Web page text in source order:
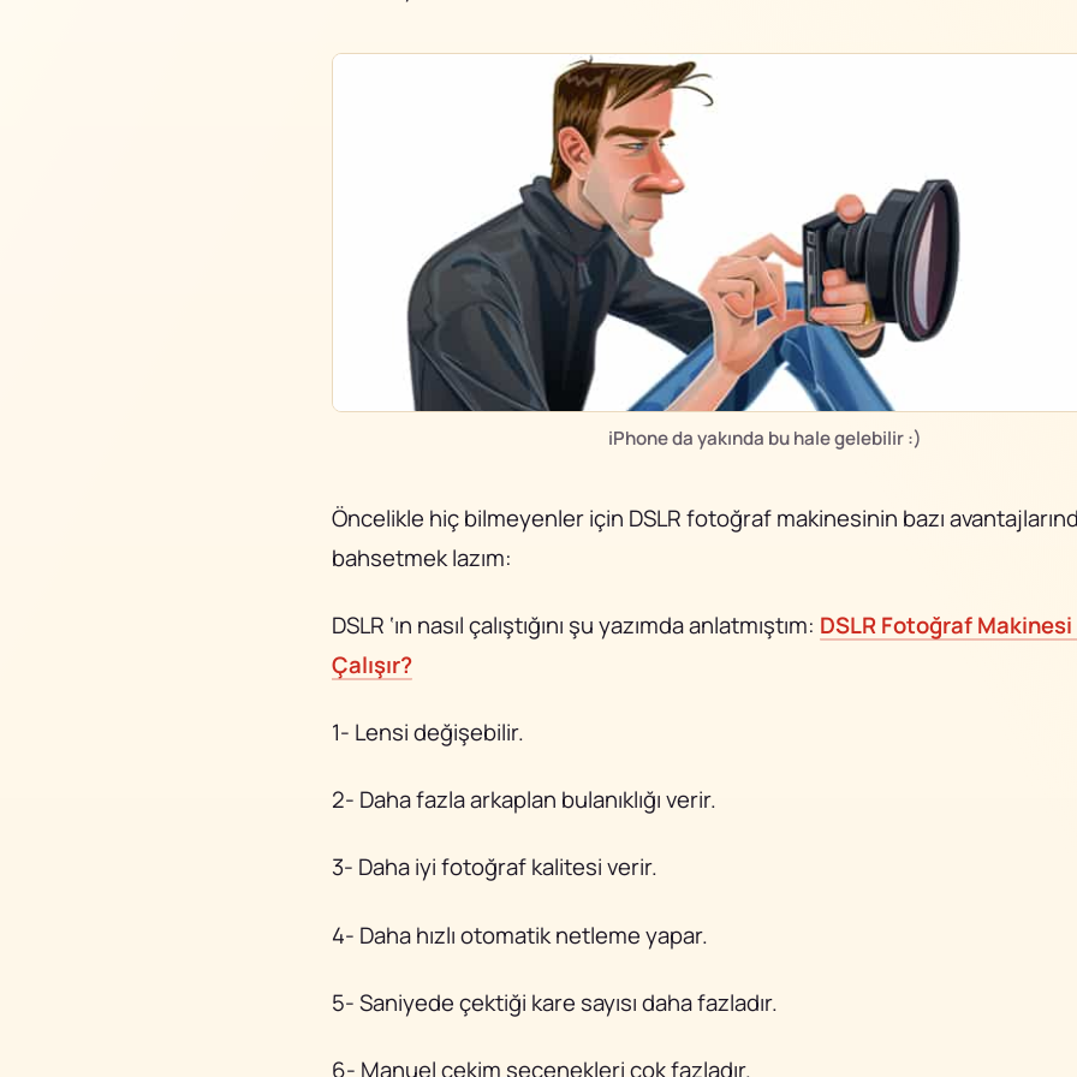
iPhone da yakında bu hale gelebilir :)
Öncelikle hiç bilmeyenler için DSLR fotoğraf makinesinin bazı
bahsetmek lazım:
DSLR ‘ın nasıl çalıştığını şu yazımda anlatmıştım: DSLR Fotoğraf Makinesi
Çalışır?
1- Lensi değişebilir.
2- Daha fazla arkaplan bulanıklığı verir.
3- Daha iyi fotoğraf kalitesi verir.
4- Daha hızlı otomatik netleme yapar.
5- Saniyede çektiği kare sayısı daha fazladır.
6- Manuel çekim seçenekleri çok fazladır.